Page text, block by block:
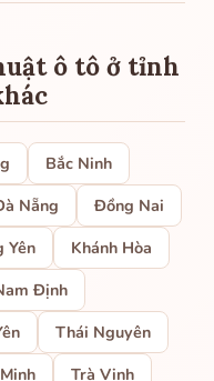
ô tô ở tỉnh
Bắc Ninh
Nẵng
Đồng Nai
Yên
Khánh Hòa
Định
Thái Nguyên
Trà Vinh